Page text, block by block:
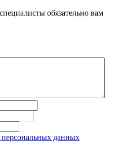
обязательно вам
персональных данных